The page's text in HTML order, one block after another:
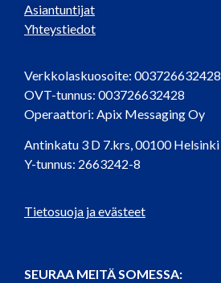
Asiantuntijat
Yhteystiedot
Verkkolaskuosoite: 003726632428
OVT-tunnus: 003726632428
Operaattori: Apix Messaging Oy
Antinkatu 3 D 7.krs, 00100 Helsinki
Y-tunnus: 2663242-8
Tietosuoja ja evästeet
SEURAA MEITÄ SOMESSA: